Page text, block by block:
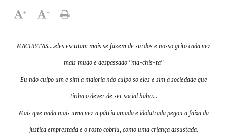
+ -
MACHISTAS....eles escutam mais se fazem de surdos e nosso grito cada vez
mais mudo e despassado "ma-chis-ta"
Eu não culpo um e sim a maioria não culpo so eles e sim a sociedade que
tinha o dever de ser social haha...
Mais que nada mais uma vez a pátria amada e idolatrada pegou a faixa da
justiça emprestada e o rosto cobriu, como uma criança assustada.